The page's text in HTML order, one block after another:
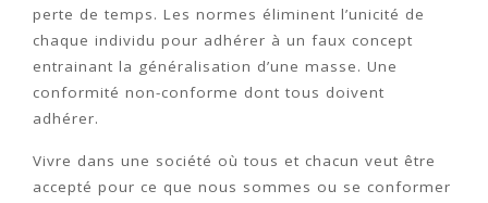
perte de temps. Les normes éliminent l’unicité de
chaque individu pour adhérer à un faux concept
entrainant la généralisation d’une masse. Une
conformité non-conforme dont tous doivent
adhérer.
Vivre dans une société où tous et chacun veut être
accepté pour ce que nous sommes ou se conformer